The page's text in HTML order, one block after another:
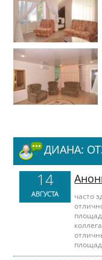
ДИАНА:
14
АВГУСТА
часто